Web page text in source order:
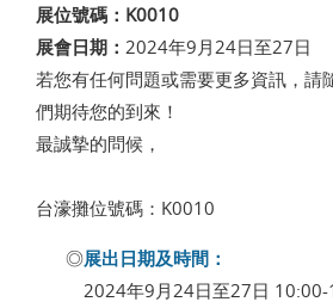
展位號碼：K0010
展會日期： 2024年9月24日至27日
若您有任何問題或需要更多資訊，請
們期待您的到來！
最誠摯的問候，
台濠攤位號碼：K0010
展出日期及時間：
2024年9月24日至27日